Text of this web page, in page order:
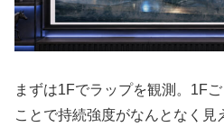
まずは1Fでラップを観測。1F
ことで持続強度がなんとなく見